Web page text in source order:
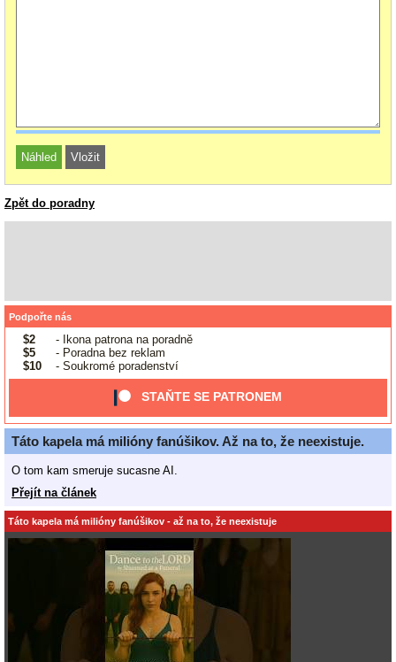
Zpět do poradny
Podpořte nás
$2
- Ikona patrona na poradně
$5
- Poradna bez reklam
$10
- Soukromé poradenství
STAŇTE SE PATRONEM
Táto kapela má milióny fanúšikov. Až na to, že neexistuje.
O tom kam smeruje sucasne AI.
Přejít na článek
Táto kapela má milióny fanúšikov - až na to, že neexistuje